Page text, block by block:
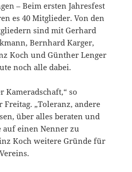
– Beim ersten Jahresfest
es 40 Mitglieder. Von den
sind mit Gerhard
Bernhard Karger,
Koch und Günther Lenger
noch alle dabei.
Kameradschaft,“ so
„Toleranz, andere
über alles beraten und
einen Nenner zu
Koch weitere Gründe für